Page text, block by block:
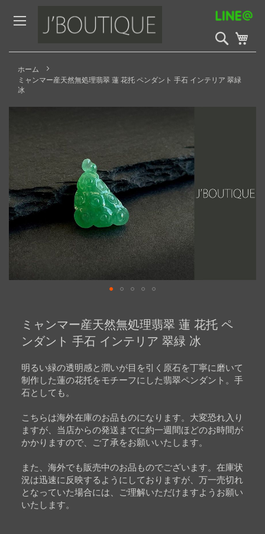
to
Content
検
索
開
ホーム
ミャンマー産天然無処理翡翠 蓮 花托 ペンダント 手石 インテリア 翠緑
冰
Skip
the
images
gallery
beginning
images
gallery
ミャンマー産天然無処理翡翠 蓮 花托 ペ
ンダント 手石 インテリア 翠緑 冰
明るい緑の透明感と潤いが目を引く原石を丁寧に磨いて
制作した蓮の花托をモチーフにした翡翠ペンダント。手
石としても。
こちらは海外在庫のお品ものになります。大変恐れ入り
ますが、当店からの発送までに約一週間ほどのお時間が
かかりますので、ご了承をお願いいたします。
また、海外でも販売中のお品ものでございます。在庫状
況は迅速に反映するようにしておりますが、万一売切れ
となっていた場合には、ご理解いただけますようお願い
いたします。